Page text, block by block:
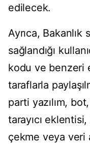
edilecek.
Ayrıca,
sağlandığı
kodu ve benzeri
taraflarla
parti yazılım,
tarayıcı
çekme veya veri